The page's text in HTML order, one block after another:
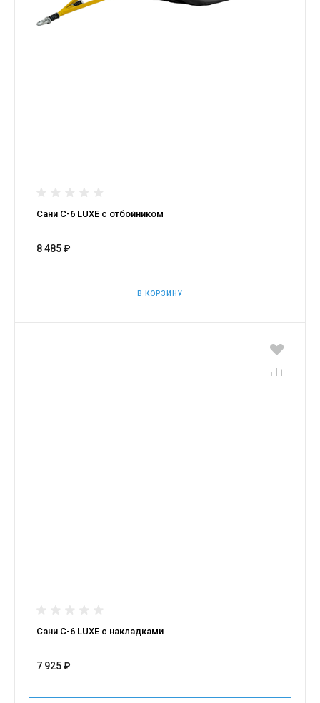
Сани С-6 LUXE с отбойником
8 485 ₽
В КОРЗИНУ
Сани С-6 LUXE с накладками
7 925 ₽